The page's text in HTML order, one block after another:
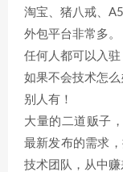
淘宝、猪八戒、
外包平台非常多。
任何人都可以入驻
如果不会技术怎么
别人有！
大量的二道贩子
最新发布的需求
技术团队，从中赚